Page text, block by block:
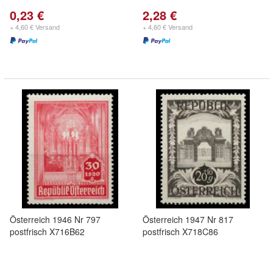
0,23 €
+ 4,60 € Versand
2,28 €
+ 4,60 € Versand
Österreich 1946 Nr 797
postfrisch X716B62
Österreich 1947 Nr 817
postfrisch X718C86